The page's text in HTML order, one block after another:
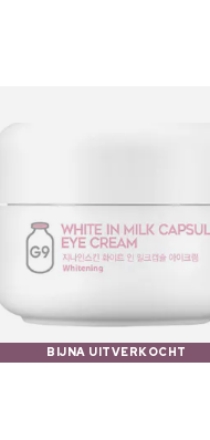
BIJNA UITVERKOCHT